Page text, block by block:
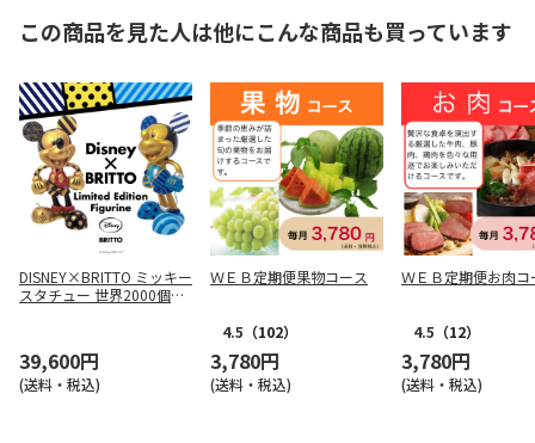
この商品を見た人は他にこんな商品も買っています
DISNEY×BRITTO ミッキー
スタチュー 世界2000個数
39,600円
(送料・税込)
ＷＥＢ定期便果物コース
4.5 （102）
3,780円
(送料・税込)
ＷＥＢ定期便お肉コ
4.5 （12）
3,780円
(送料・税込)